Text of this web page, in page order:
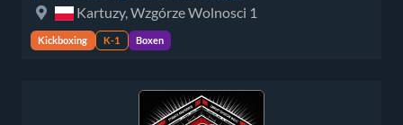
Kartuzy, Wzgórze Wolnosci 1
Kickboxing K-1 Boxen